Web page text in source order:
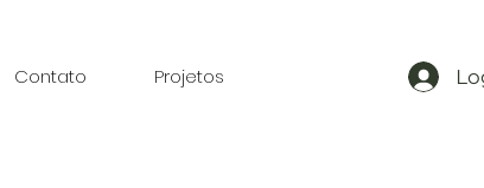
Contato Projetos